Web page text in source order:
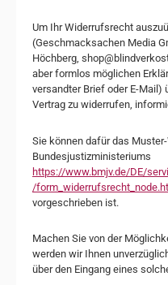
Um Ihr Widerrufsrecht
(Geschmacksachen Media
Höchberg,
aber formlos möglichen
versandter Brief oder E-Mail)
Vertrag zu widerrufen,
Sie können dafür das
Bundesjustizministeriums
https://www.bmjv.de/DE/
/
vorgeschrieben ist.
Machen Sie von der
werden wir Ihnen
über den Eingang eines